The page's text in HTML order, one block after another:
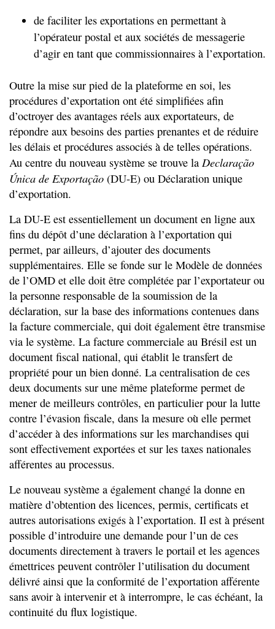
de faciliter les exportations en permettant à
l’opérateur postal et aux sociétés de messagerie
d’agir en tant que commissionnaires à l’exportation.
Outre la mise sur pied de la plateforme en soi, les
procédures d’exportation ont été simplifiées afin
d’octroyer des avantages réels aux exportateurs, de
répondre aux besoins des parties prenantes et de réduire
les délais et procédures associés à de telles opérations.
Au centre du nouveau système se trouve la Declaração
Única de Exportação (DU-E) ou Déclaration unique
d’exportation.
La DU-E est essentiellement un document en ligne aux
fins du dépôt d’une déclaration à l’exportation qui
permet, par ailleurs, d’ajouter des documents
supplémentaires. Elle se fonde sur le Modèle de données
de l’OMD et elle doit être complétée par l’exportateur ou
la personne responsable de la soumission de la
déclaration, sur la base des informations contenues dans
la facture commerciale, qui doit également être transmise
via le système. La facture commerciale au Brésil est un
document fiscal national, qui établit le transfert de
propriété pour un bien donné. La centralisation de ces
deux documents sur une même plateforme permet de
mener de meilleurs contrôles, en particulier pour la lutte
contre l’évasion fiscale, dans la mesure où elle permet
d’accéder à des informations sur les marchandises qui
sont effectivement exportées et sur les taxes nationales
afférentes au processus.
Le nouveau système a également changé la donne en
matière d’obtention des licences, permis, certificats et
autres autorisations exigés à l’exportation. Il est à présent
possible d’introduire une demande pour l’un de ces
documents directement à travers le portail et les agences
émettrices peuvent contrôler l’utilisation du document
délivré ainsi que la conformité de l’exportation afférente
sans avoir à intervenir et à interrompre, le cas échéant, la
continuité du flux logistique.